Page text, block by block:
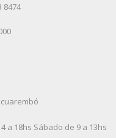
8474
a 18hs Sábado de 9 a 13hs